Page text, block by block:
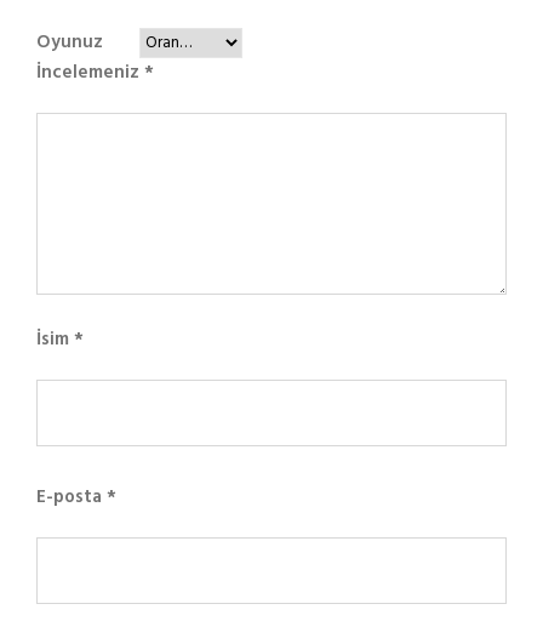
Oyunuz
İncelemeniz *
İsim *
E-posta *